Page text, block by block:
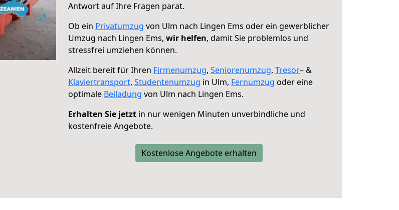
Antwort auf Ihre Fragen parat.
Ob ein Privatumzug von Ulm nach Lingen Ems oder ein gewerblicher
Umzug nach Lingen Ems, wir helfen, damit Sie problemlos und
stressfrei umziehen können.
Allzeit bereit für Ihren Firmenumzug, Seniorenumzug, Tresor– &
Klaviertransport, Studentenumzug in Ulm, Fernumzug oder eine
optimale Beiladung von Ulm nach Lingen Ems.
Erhalten Sie jetzt in nur wenigen Minuten unverbindliche und
kostenfreie Angebote.
Kostenlose Angebote erhalten